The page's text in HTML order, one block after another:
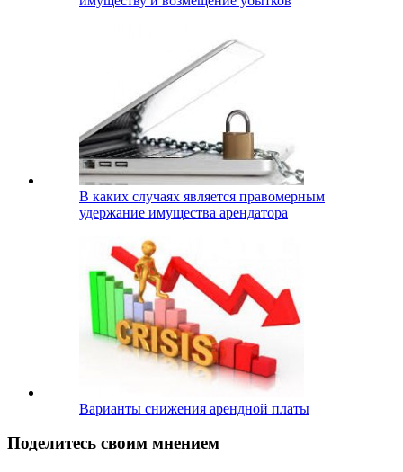
В каких случаях является правомерным
удержание имущества арендатора
Варианты снижения арендной платы
Поделитесь своим мнением